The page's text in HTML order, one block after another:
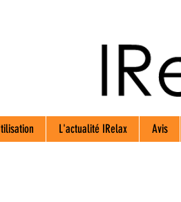
L'actualité IRelax Avis